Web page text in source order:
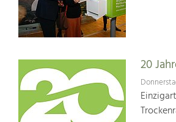
20